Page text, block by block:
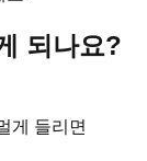
되나요?
게 들리면